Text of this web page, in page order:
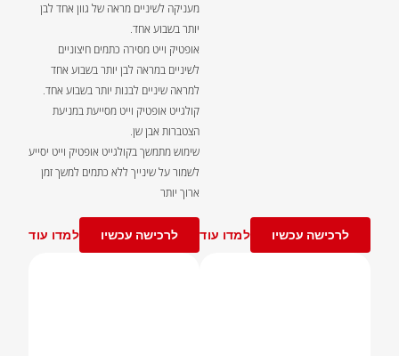
לרכישה עכשיו למדו עוד
מעניקה לשיניים מראה של גוון אחד לבן
יותר בשבוע אחד.
אופטיק וייט מסירה כתמים חיצוניים
לשיניים במראה לבן יותר בשבוע אחד
למראה שיניים לבנות יותר בשבוע אחד.
קולגייט אופטיק וייט מסייעת במניעת
הצטברות אבן שן.
שימוש מתמשך בקולגייט אופטיק וייט יסייע
לשמור על שינייך ללא כתמים למשך זמן
ארוך יותר
לרכישה עכשיו למדו עוד